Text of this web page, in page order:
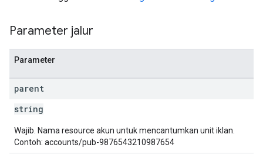
Parameter jalur
Parameter
parent
string
Wajib. Nama resource akun untuk mencantumkan unit iklan.
Contoh: accounts/pub-9876543210987654